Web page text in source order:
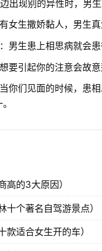
现别的异性时，男生
生撒娇黏人，男生真
生患上相思病就会患
引起你的注意会故意
们见面的时候，患相
高的3大原因）
个著名自驾游景点）
适合女生开的车）